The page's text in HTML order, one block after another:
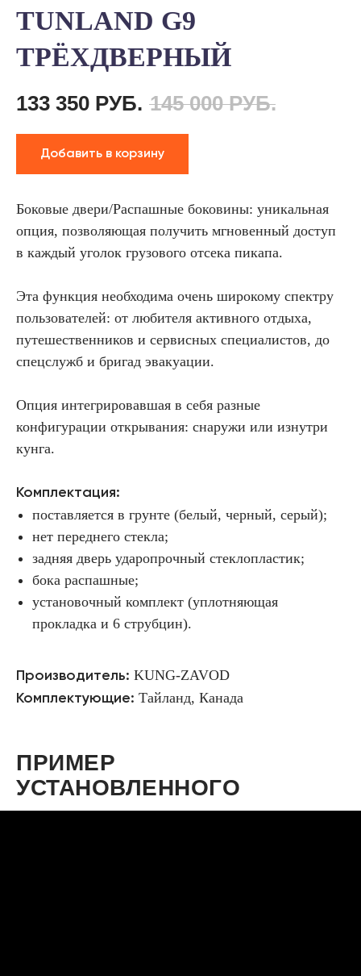
TUNLAND G9
ТРЁХДВЕРНЫЙ
133 350 РУБ. 145 000 РУБ.
Добавить в корзину
Боковые двери/Распашные боковины: уникальная
опция, позволяющая получить мгновенный доступ
в каждый уголок грузового отсека пикапа.
Эта функция необходима очень широкому спектру
пользователей: от любителя активного отдыха,
путешественников и сервисных специалистов, до
спецслужб и бригад эвакуации.
Опция интегрировавшая в себя разные
конфигурации открывания: снаружи или изнутри
кунга.
Комплектация:
поставляется в грунте (белый, черный, серый);
нет переднего стекла;
задняя дверь ударопрочный стеклопластик;
бока распашные;
установочный комплект (уплотняющая
прокладка и 6 струбцин).
Производитель: KUNG-ZAVOD
Комплектующие: Тайланд, Канада
ПРИМЕР
УСТАНОВЛЕННОГО
ТРЁХДВЕРНОГО